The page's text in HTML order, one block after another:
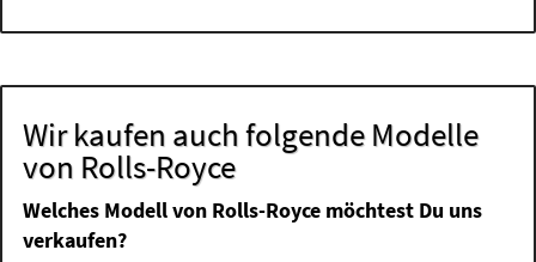
Wir kaufen auch folgende Modelle
von Rolls-Royce
Welches Modell von Rolls-Royce möchtest Du uns
verkaufen?